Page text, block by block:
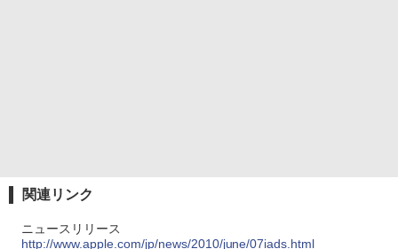
関連リンク
ニュースリリース
http://www.apple.com/jp/news/2010/june/07iads.html